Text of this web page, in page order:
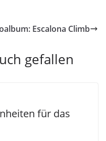
Escalona Climb
gefallen
für das